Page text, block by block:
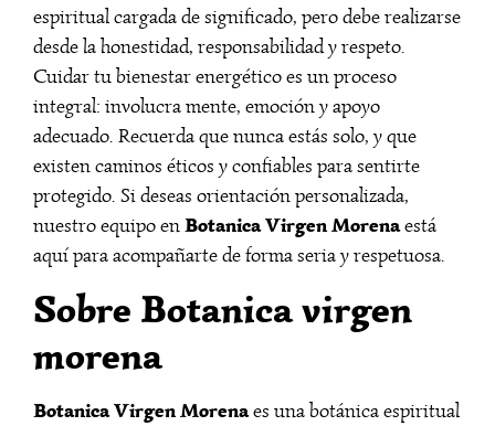
espiritual cargada de significado, pero debe realizarse
desde la honestidad, responsabilidad y respeto.
Cuidar tu bienestar energético es un proceso
integral: involucra mente, emoción y apoyo
adecuado. Recuerda que nunca estás solo, y que
existen caminos éticos y confiables para sentirte
protegido. Si deseas orientación personalizada,
nuestro equipo enBotanica Virgen Morenaestá
aquí para acompañarte de forma seria y respetuosa.
Sobre Botanica virgen
morena
Botanica Virgen Morenaes una botánica espiritual